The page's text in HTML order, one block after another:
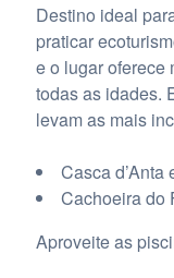
Destino ideal
praticar
e o lugar oferece
todas as idades.
levam as mais
Casca d’Anta
Cachoeira do
Aproveite as